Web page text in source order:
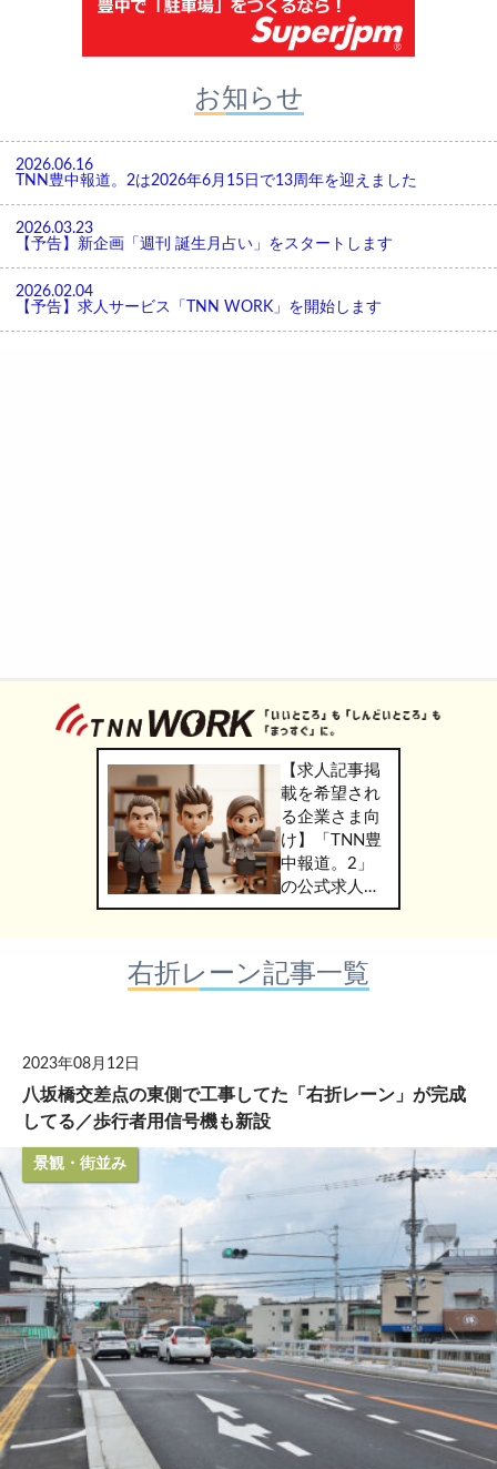
お知らせ
2026.06.16
TNN豊中報道。2は2026年6月15日で13周年を迎えました
2026.03.23
【予告】新企画「週刊 誕生月占い」をスタートします
2026.02.04
【予告】求人サービス「TNN WORK」を開始します
【求人記事掲
載を希望され
る企業さま向
け】「TNN豊
中報道。2」
の公式求人情
報サービス
WORK」のご
掲載につきま
右折レーン記事一覧
2023年08月12日
八坂橋交差点の東側で工事してた「右折レーン」が完成
してる／歩行者用信号機も新設
景観・街並み